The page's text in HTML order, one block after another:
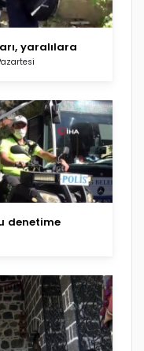
yaralılara
denetime